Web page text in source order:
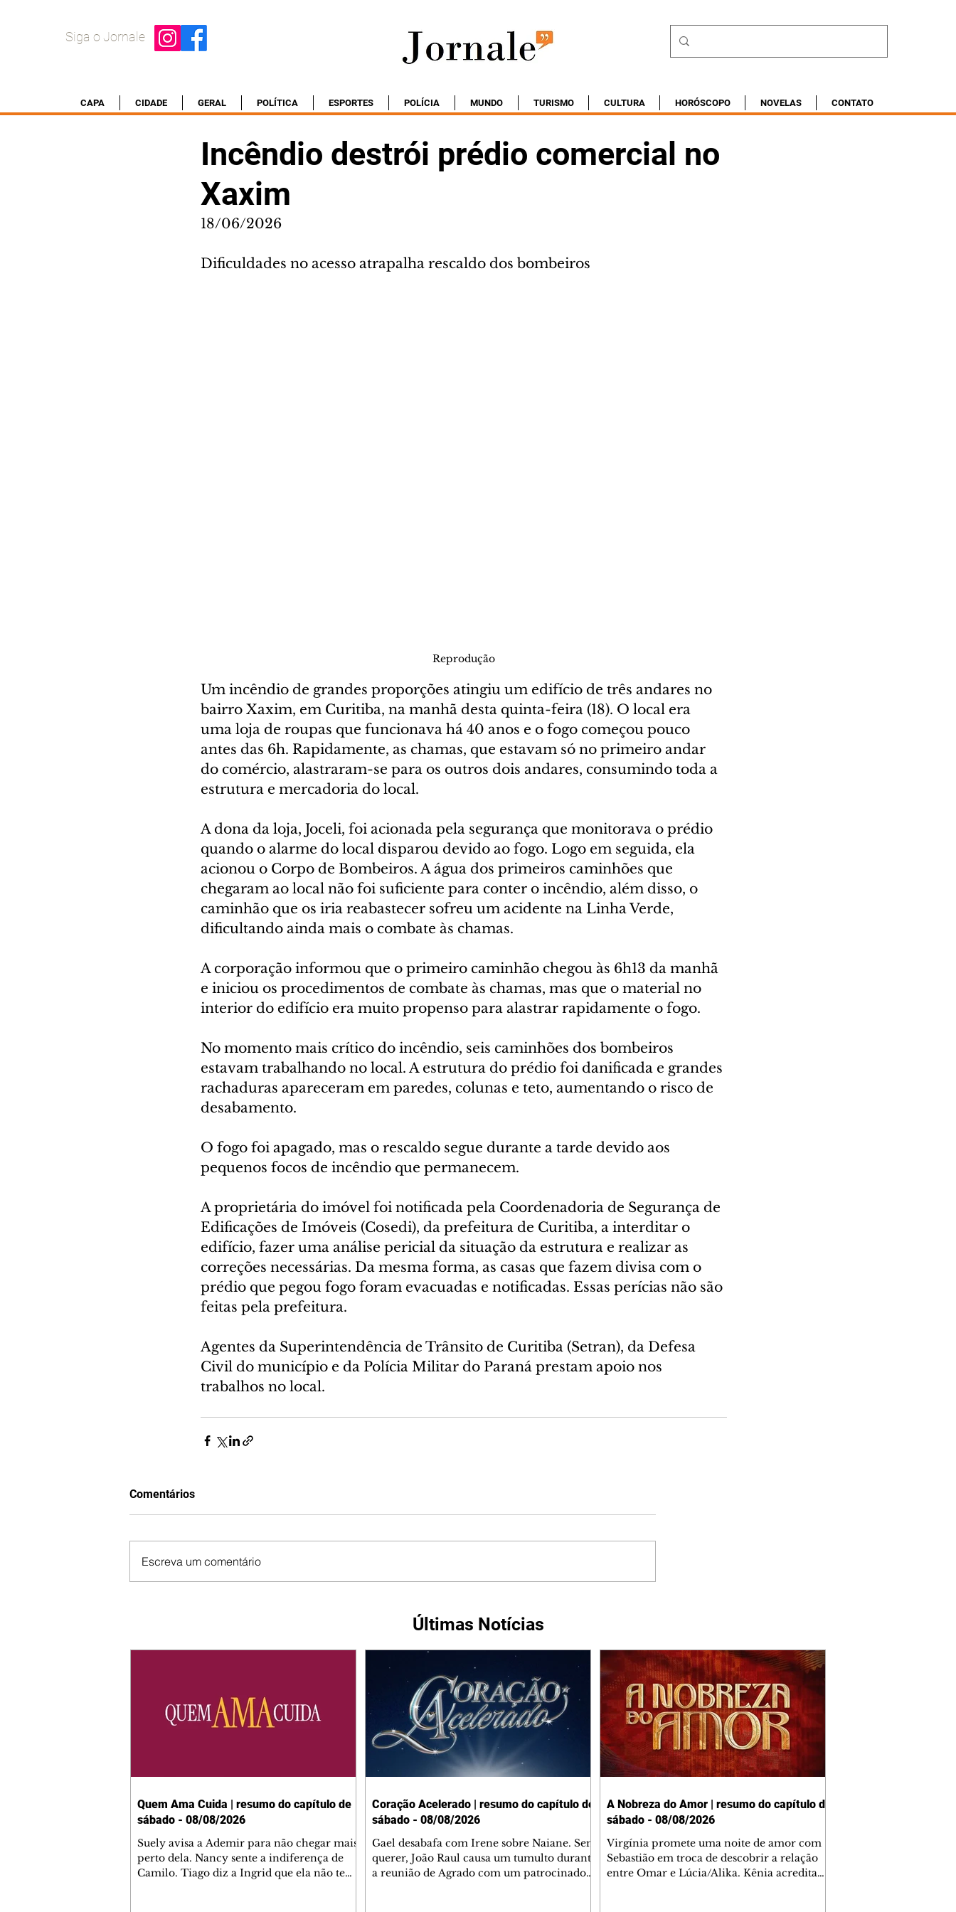
Siga o Jornale
CAPA CIDADE GERAL POLÍTICA ESPORTES POLÍCIA MUNDO TURISMO CULTURA HORÓSCOPO NOVELAS CONTATO
Incêndio destrói prédio comercial no
Xaxim
18/06/2026
Dificuldades no acesso atrapalha rescaldo dos bombeiros
Reprodução
Um incêndio de grandes proporções atingiu um edifício de três andares no
bairro Xaxim, em Curitiba, na manhã desta quinta-feira (18). O local era
uma loja de roupas que funcionava há 40 anos e o fogo começou pouco
antes das 6h. Rapidamente, as chamas, que estavam só no primeiro andar
do comércio, alastraram-se para os outros dois andares, consumindo toda a
estrutura e mercadoria do local.
A dona da loja, Joceli, foi acionada pela segurança que monitorava o prédio
quando o alarme do local disparou devido ao fogo. Logo em seguida, ela
acionou o Corpo de Bombeiros. A água dos primeiros caminhões que
chegaram ao local não foi suficiente para conter o incêndio, além disso, o
caminhão que os iria reabastecer sofreu um acidente na Linha Verde,
dificultando ainda mais o combate às chamas.
A corporação informou que o primeiro caminhão chegou às 6h13 da manhã
e iniciou os procedimentos de combate às chamas, mas que o material no
interior do edifício era muito propenso para alastrar rapidamente o fogo.
No momento mais crítico do incêndio, seis caminhões dos bombeiros
estavam trabalhando no local. A estrutura do prédio foi danificada e grandes
rachaduras apareceram em paredes, colunas e teto, aumentando o risco de
desabamento.
O fogo foi apagado, mas o rescaldo segue durante a tarde devido aos
pequenos focos de incêndio que permanecem.
A proprietária do imóvel foi notificada pela Coordenadoria de Segurança de
Edificações de Imóveis (Cosedi), da prefeitura de Curitiba, a interditar o
edifício, fazer uma análise pericial da situação da estrutura e realizar as
correções necessárias. Da mesma forma, as casas que fazem divisa com o
prédio que pegou fogo foram evacuadas e notificadas. Essas perícias não são
feitas pela prefeitura.
Agentes da Superintendência de Trânsito de Curitiba (Setran), da Defesa
Civil do município e da Polícia Militar do Paraná prestam apoio nos
trabalhos no local.
Comentários
Escreva um comentário
Últimas Notícias
Quem Ama Cuida | resumo do capítulo de
sábado - 08/08/2026
Suely avisa a Ademir para não chegar mais
perto dela. Nancy sente a indiferença de
Camilo. Tiago diz a Ingrid que ela não tem
Coração Acelerado | resumo do capítulo de
sábado - 08/08/2026
Gael desabafa com Irene sobre Naiane. Sem
querer, João Raul causa um tumulto durante
a reunião de Agrado com um patrocinador.
A Nobreza do Amor | resumo do capítulo de
sábado - 08/08/2026
Virgínia promete uma noite de amor com
Sebastião em troca de descobrir a relação
entre Omar e Lúcia/Alika. Kênia acredita